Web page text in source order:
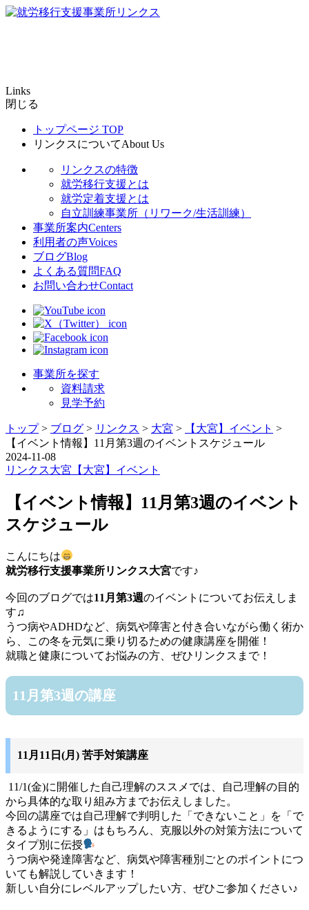
Links
閉じる
トップページ TOP
リンクスについてAbout Us
リンクスの特徴
就労移行支援とは
就労定着支援とは
自立訓練事業所（リワーク/生活訓練）
事業所案内Centers
利用者の声Voices
ブログBlog
よくある質問FAQ
お問い合わせContact
事業所を探す
資料請求
見学予約
トップ> ブログ > リンクス > 大宮 > 【大宮】イベント >
【イベント情報】11月第3週のイベントスケジュール
2024-11-08
リンクス大宮 【大宮】イベント
【イベント情報】11月第3週のイベント
スケジュール
こんにちは
就労移行支援事業所リンクス大宮です♪
今回のブログでは11月第3週のイベントについてお伝えしま
す♫
うつ病やADHDなど、病気や障害と付き合いながら働く術か
ら、この冬を元気に乗り切るための健康講座を開催！
就職と健康についてお悩みの方、ぜひリンクスまで！
11月第3週の講座
11月11日(月) 苦手対策講座
11/1(金)に開催した自己理解のススメでは、自己理解の目的
から具体的な取り組み方までお伝えしました。
今回の講座では自己理解で判明した「できないこと」を「で
きるようにする」はもちろん、克服以外の対策方法について
タイプ別に伝授
うつ病や発達障害など、病気や障害種別ごとのポイントにつ
いても解説していきます！
新しい自分にレベルアップしたい方、ぜひご参加ください♪